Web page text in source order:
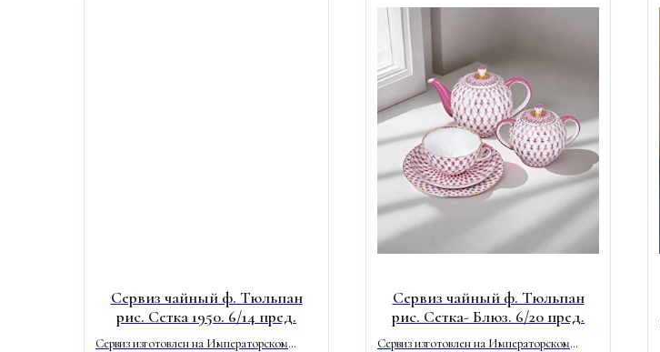
Сервиз чайный ф. Тюльпан
рис. Сетка 1950. 6/14 пред.
Сервиз изготовлен на Императорском
Сервиз чайный ф. Тюльпан
рис. Сетка- Блюз. 6/20 пред.
Сервиз изготовлен на Императорском